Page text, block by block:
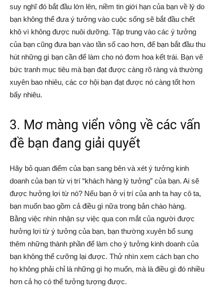
suy nghĩ đó bắt đầu lớn lên, niềm tin giới hạn của bạn về lý do
bạn không thể đưa ý tưởng vào cuộc sống sẽ bắt đầu chết
khô vì không được nuôi dưỡng. Tập trung vào các ý tưởng
của bạn cũng đưa bạn vào tần số cao hơn, để bạn bắt đầu thu
hút những gì bạn cần để làm cho nó đơm hoa kết trái. Bạn vẽ
bức tranh mục tiêu mà bạn đạt được càng rõ ràng và thường
xuyên bao nhiêu, các cơ hội bạn đạt được nó càng tốt hơn
bấy nhiêu.
3. Mơ màng viển vông về các vấn
đề bạn đang giải quyết
Hãy bỏ quan điểm của bạn sang bên và xét ý tưởng kinh
doanh của bạn từ vị trí “khách hàng lý tưởng” của bạn. Ai sẽ
được hưởng lợi từ nó? Nếu bạn ở vị trí của anh ta hay cô ta,
bạn muốn bao gồm cả điều gì nữa trong bản chào hàng.
Bằng việc nhìn nhận sự việc qua con mắt của người được
hưởng lợi từ ý tưởng của bạn, bạn thường xuyên bổ sung
thêm những thành phần để làm cho ý tưởng kinh doanh của
bạn không thể cưỡng lại được. Thử nhìn xem cách bạn cho
họ không phải chỉ là những gì họ muốn, mà là điều gì đó nhiều
hơn cả họ có thể tưởng tượng được.